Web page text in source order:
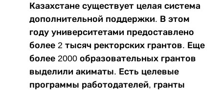
Казахстане существует целая система
дополнительной поддержки. В этом
году университетами предоставлено
более 2 тысяч ректорских грантов. Еще
более 2000 образовательных грантов
выделили акиматы. Есть целевые
программы работодателей, гранты